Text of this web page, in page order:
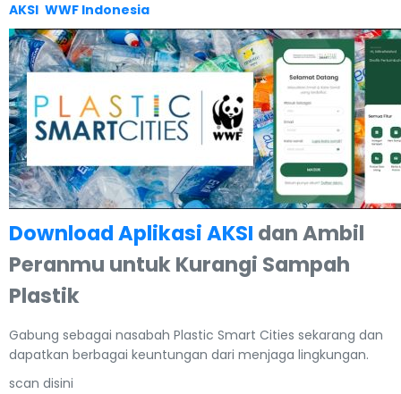
AKSI WWF Indonesia
Download Aplikasi AKSI dan Ambil
Peranmu untuk Kurangi Sampah
Plastik
Gabung sebagai nasabah Plastic Smart Cities sekarang dan
dapatkan berbagai keuntungan dari menjaga lingkungan.
scan disini